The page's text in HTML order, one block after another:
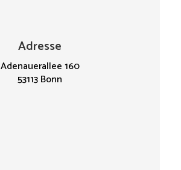
Adresse
Adenauerallee 160
53113 Bonn